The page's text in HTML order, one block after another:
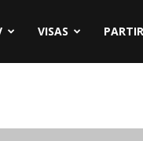
VISAS PARTIR